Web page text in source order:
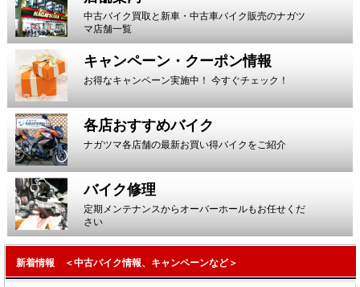
中古バイク買取と新車・中古車バイク販売のナガツ
マ店舗一覧
キャンペーン・クーポン情報
お得なキャンペーン実施中！ 今すぐチェック！
各店おすすめバイク
ナガツマ各店舗の最新お買い得バイクをご紹介
バイク修理
定期メンテナンスからオーバーホールもお任せくだ
さい
新着情報 ＜中古バイク情報、キャンペーンなど＞